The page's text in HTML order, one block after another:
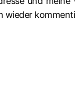
wieder